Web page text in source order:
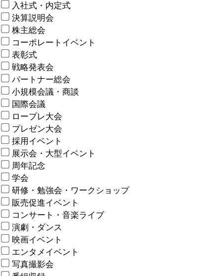
入社式・内定式
決算説明会
株主総会
コーポレートイベント
表彰式
戦略発表会
パートナー総会
小規模会議・商談
国際会議
ロープレ大会
プレゼン大会
採用イベント
展示会・大型イベント
周年記念
学会
研修・勉強会・ワークショップ
販売促進イベント
コンサート・音楽ライブ
演劇・ダンス
映画イベント
エンタメイベント
写真撮影会